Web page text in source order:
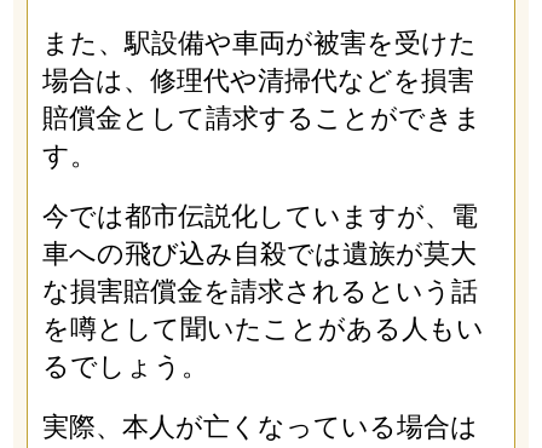
また、駅設備や車両が被害を受けた
場合は、修理代や清掃代などを損害
賠償金として請求することができま
す。
今では都市伝説化していますが、電
車への飛び込み自殺では遺族が莫大
な損害賠償金を請求されるという話
を噂として聞いたことがある人もい
るでしょう。
実際、本人が亡くなっている場合は